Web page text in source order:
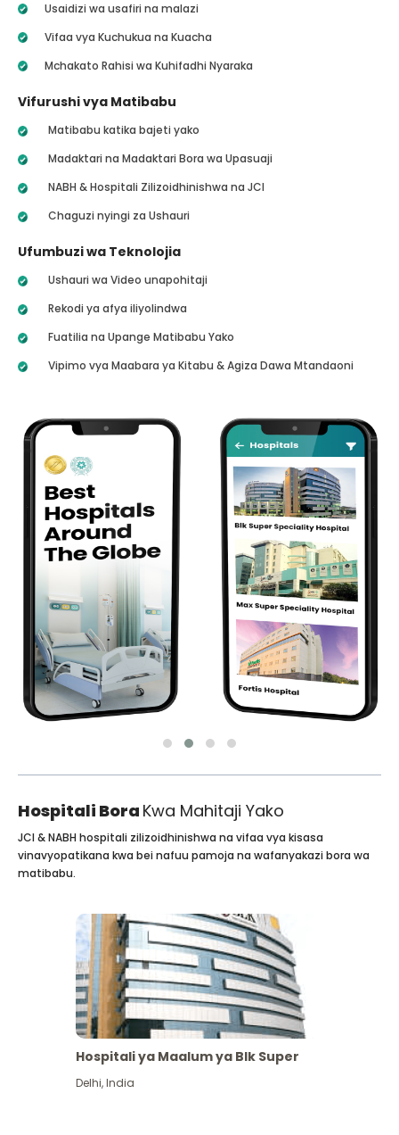
Usaidizi wa usafiri na malazi
Vifaa vya Kuchukua na Kuacha
Mchakato Rahisi wa Kuhifadhi Nyaraka
Vifurushi vya Matibabu
Matibabu katika bajeti yako
Madaktari na Madaktari Bora wa Upasuaji
NABH & Hospitali Zilizoidhinishwa na JCI
Chaguzi nyingi za Ushauri
Ufumbuzi wa Teknolojia
Ushauri wa Video unapohitaji
Rekodi ya afya iliyolindwa
Fuatilia na Upange Matibabu Yako
Vipimo vya Maabara ya Kitabu & Agiza Dawa Mtandaoni
Hospitali Bora Kwa Mahitaji Yako
JCI & NABH hospitali zilizoidhinishwa na vifaa vya kisasa
vinavyopatikana kwa bei nafuu pamoja na wafanyakazi bora wa
matibabu.
Hospitali ya Maalum ya Blk Super
Delhi,India